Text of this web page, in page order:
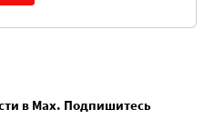
в Max. Подпишитесь